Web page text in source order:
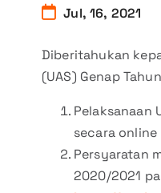
Jul, 16, 2021
Diberitahukan
(UAS) Genap
Pelaksanaan
secara
Persyaratan
2020/2021